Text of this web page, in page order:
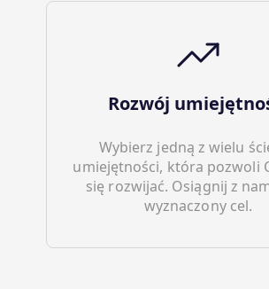
Rozwój
Wybierz jedną z wielu
umiejętności, która pozwoli
się rozwijać. Osiągnij z
wyznaczony cel.